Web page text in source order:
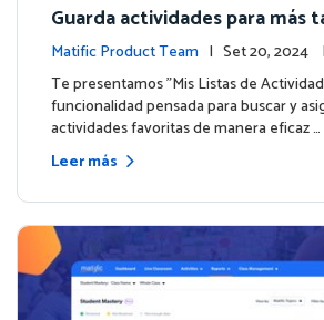
Guarda actividades para más
nción de Listas de Actividades
Matific Product Team | Set 20, 2024 |
de la plataforma
Te presentamos "Mis Listas de
funcionalidad pensada para buscar y
actividades favoritas de manera eficaz …
Leer más